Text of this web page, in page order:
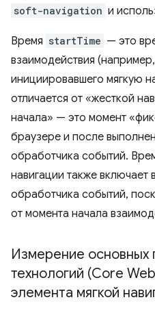
soft-navigation и
Время startTime — это
взаимодействия
инициировавшего мягкую
отличается от «жесткой
начала» — это момент
браузере и после
обработчика событий.
навигации также включает
обработчика событий,
от момента начала
Измерение основных
технологий (Core
элемента мягкой